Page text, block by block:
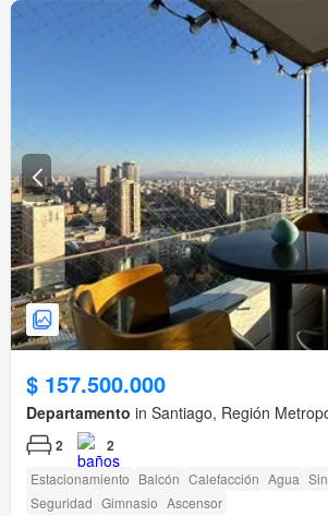
$ 157.500.000
Departamento in Santiago, Región
2 2
Estacionamiento Balcón Calefacción Agua
Seguridad Gimnasio Ascensor